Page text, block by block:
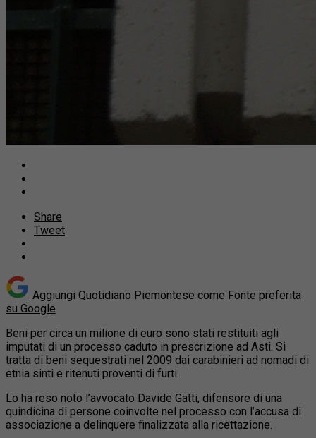
Share
Tweet
Aggiungi Quotidiano Piemontese come Fonte preferita
su Google
Beni per circa un milione di euro sono stati restituiti agli
imputati di un processo caduto in prescrizione ad Asti. Si
tratta di beni sequestrati nel 2009 dai carabinieri ad nomadi di
etnia sinti e ritenuti proventi di furti.
Lo ha reso noto l’avvocato Davide Gatti, difensore di una
quindicina di persone coinvolte nel processo con l’accusa di
associazione a delinquere finalizzata alla ricettazione.